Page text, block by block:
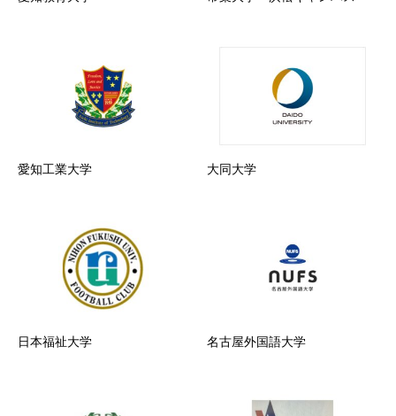
愛知工業大学 大同大学
日本福祉大学 名古屋外国語大学